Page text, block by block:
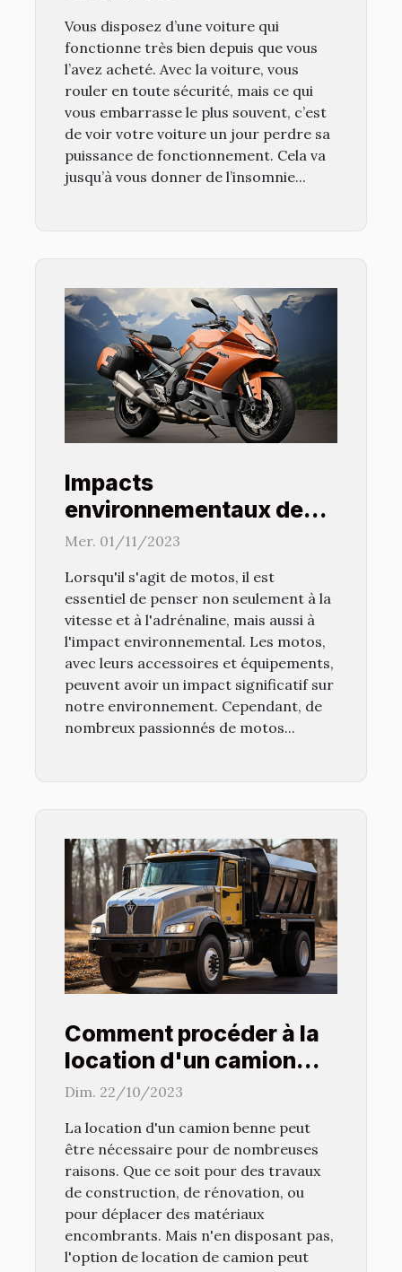
Vous disposez d’une voiture qui
fonctionne très bien depuis que vous
l’avez acheté. Avec la voiture, vous
rouler en toute sécurité, mais ce qui
vous embarrasse le plus souvent, c’est
de voir votre voiture un jour perdre sa
puissance de fonctionnement. Cela va
jusqu’à vous donner de l’insomnie...
Impacts
environnementaux des
accessoires et
Mer. 01/11/2023
Lorsqu'il s'agit de motos, il est
essentiel de penser non seulement à la
vitesse et à l'adrénaline, mais aussi à
l'impact environnemental. Les motos,
avec leurs accessoires et équipements,
peuvent avoir un impact significatif sur
notre environnement. Cependant, de
nombreux passionnés de motos...
Comment procéder à la
location d'un camion
benne ?
Dim. 22/10/2023
La location d'un camion benne peut
être nécessaire pour de nombreuses
raisons. Que ce soit pour des travaux
de construction, de rénovation, ou
pour déplacer des matériaux
encombrants. Mais n'en disposant pas,
l'option de location de camion peut